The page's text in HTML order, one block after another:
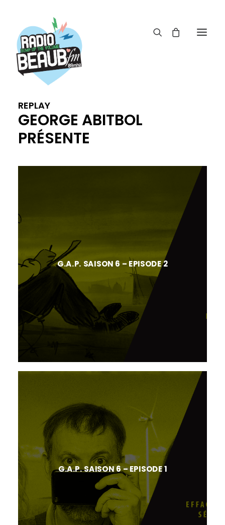
REPLAY
ÉMISSIONS
REPLAY
GEORGE ABITBOL
PRÉSENTE
G.A.P. SAISON 6 – EPISODE 2
G.A.P. SAISON 6 – EPISODE 1